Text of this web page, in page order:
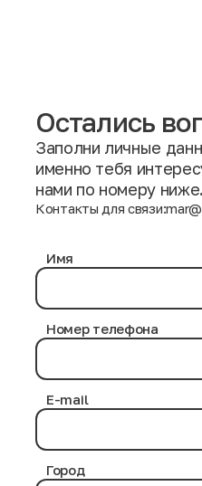
Остались
Заполни личные
именно тебя
нами по номеру ниже.
Контакты для связи:
Имя
Номер телефона
E-mail
Город